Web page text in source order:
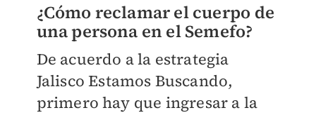
¿Cómo reclamar el cuerpo de
una persona en el Semefo?
De acuerdo a la estrategia
Jalisco Estamos Buscando,
primero hay que ingresar a la